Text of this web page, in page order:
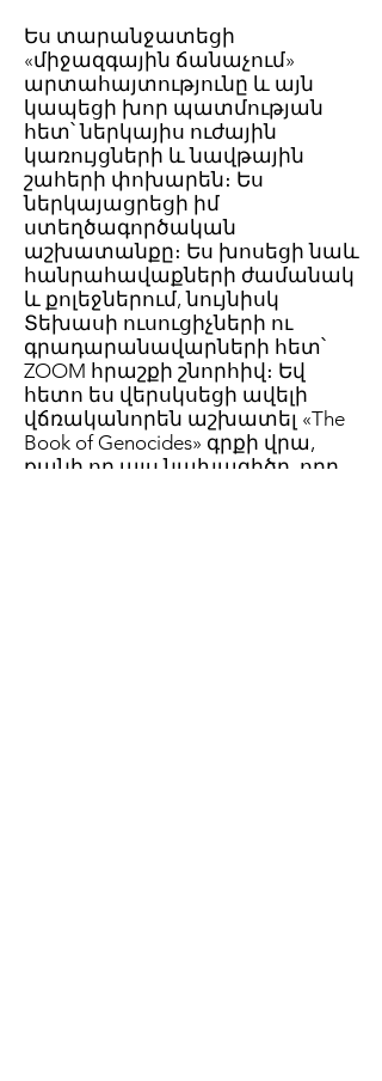
Ես տարանջատեցի
«միջազգային ճանաչում»
արտահայտությունը և այն
կապեցի խոր պատմության
հետ՝ ներկայիս ուժային
կառույցների և նավթային
շահերի փոխարեն։ Ես
ներկայացրեցի իմ
ստեղծագործական
աշխատանքը։ Ես խոսեցի նաև
հանրահավաքների ժամանակ
և քոլեջներում, նույնիսկ
Տեխասի ուսուցիչների ու
գրադարանավարների հետ՝
ZOOM հրաշքի շնորհիվ։ Եվ
հետո ես վերսկսեցի ավելի
վճռականորեն աշխատել «The
Book of Genocides» գրքի վրա,
քանի որ այս նախագիծը, որը